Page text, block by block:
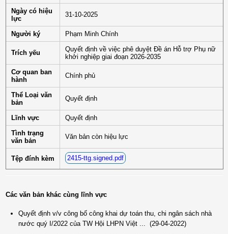
Ngày có hiệu
lực
31-10-2025
Người ký Phạm Minh Chính
Trích yếu
Quyết định về việc phê duyệt Đề án Hỗ trợ Phụ nữ
khởi nghiệp giai đoạn 2026-2035
Cơ quan ban
hành
Chính phủ
Thể Loại văn
bản
Quyết định
Lĩnh vực
Quyết định
Tình trạng
văn bản
Văn bản còn hiệu lực
Tệp đính kèm 2415-ttg.signed.pdf
Các văn bản khác cùng lĩnh vực
Quyết định v/v công bố công khai dự toán thu, chi ngân sách nhà
nước quý I/2022 của TW Hội LHPN Việt ...
(29-04-2022)